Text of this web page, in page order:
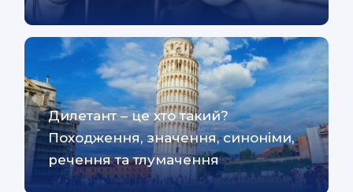
Дилетант – це хто такий?
Походження, значення, синоніми,
речення та тлумачення